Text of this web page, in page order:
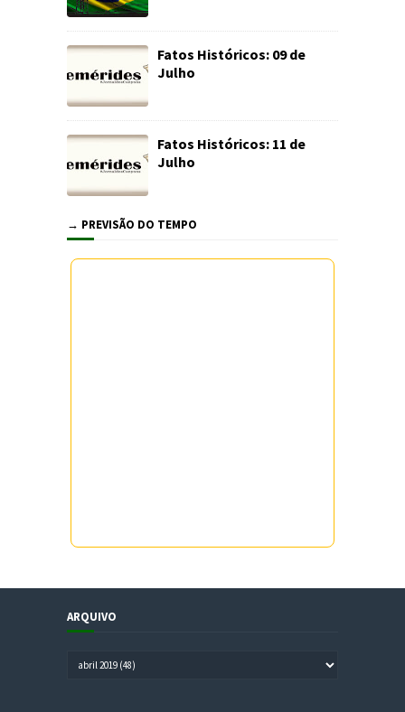
Fatos Históricos: 09 de
Julho
Fatos Históricos: 11 de
Julho
→ PREVISÃO DO TEMPO
ARQUIVO